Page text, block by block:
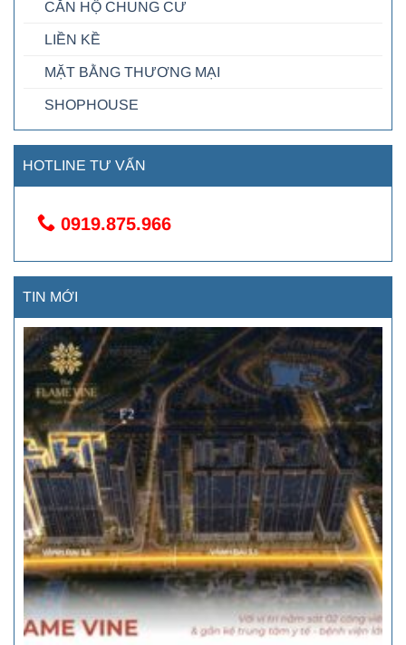
CĂN HỘ CHUNG CƯ
LIỀN KỀ
MẶT BẰNG THƯƠNG MẠI
SHOPHOUSE
HOTLINE TƯ VẤN
0919.875.966
TIN MỚI